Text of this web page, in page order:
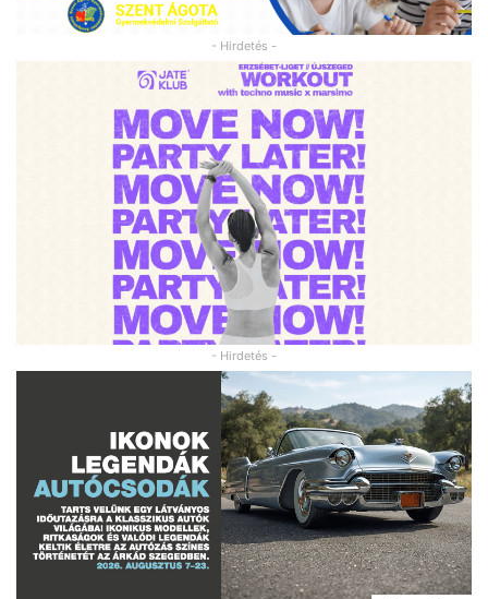
- Hirdetés -
- Hirdetés -